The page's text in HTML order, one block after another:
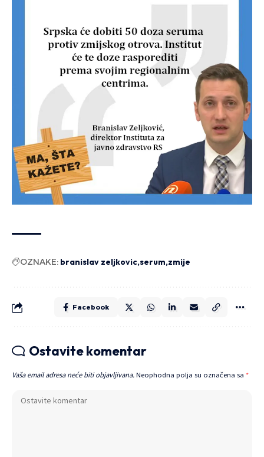
OZNAKE: branislav zeljkovic serum zmije
Facebook
Ostavite komentar
Vaša email adresa neće biti objavljivana. Neophodna polja su označena sa *